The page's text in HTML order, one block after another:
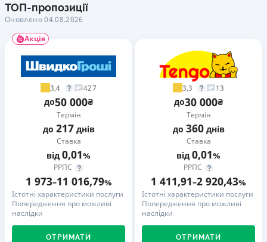
ТОП-пропозиції
Оновлено 04.08.2026
Акція
3,4 427
до50 000₴
Термін
до 217днів
Ставка
від 0,01%
РРПС
1 973–11 016,79%
Істотні характеристики послуги
Попередження про можливі
наслідки
ОТРИМАТИ
3,3 13
до30 000₴
Термін
до 360днів
Ставка
від 0,01%
РРПС
1 411,91–2 920,43%
Істотні характеристики послуги
Попередження про можливі
наслідки
ОТРИМАТИ